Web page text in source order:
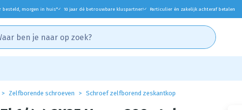
besteld, morgen in huis*✓ 10 jaar dé betrouwbare kluspartner! ✓ Particulier én zakelijk achteraf betalen
Zelfborende schroeven Schroef zelfborend zeskantkop